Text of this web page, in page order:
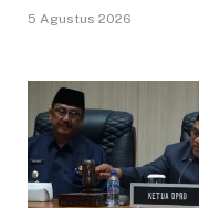
5 Agustus 2026